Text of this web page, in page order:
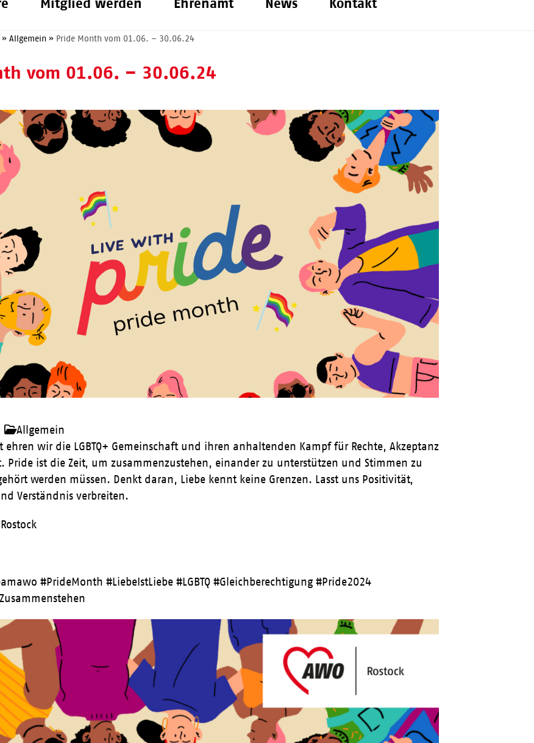
Mitglied werden Ehrenamt News Kontakt
»Allgemein » Pride Month vom 01.06. – 30.06.24
vom 01.06. – 30.06.24
Allgemein
ehren wir die LGBTQ+ Gemeinschaft und ihren anhaltenden Kampf für Rechte, Akzeptanz
Pride ist die Zeit, um zusammenzustehen, einander zu unterstützen und Stimmen zu
werden müssen. Denkt daran, Liebe kennt keine Grenzen. Lasst uns Positivität,
Verständnis verbreiten.
#PrideMonth #LiebeIstLiebe #LGBTQ #Gleichberechtigung #Pride2024